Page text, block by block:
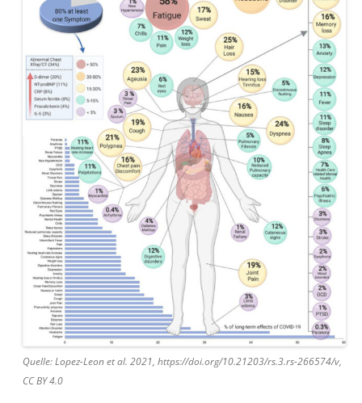
Quelle: Lopez-Leon et al. 2021, https://doi.org/10.21203/rs.3.rs-266574/v,
CC BY 4.0